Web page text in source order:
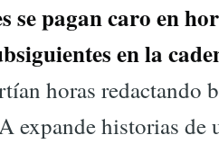
se pagan caro en
en la
horas redactando
expande historias de